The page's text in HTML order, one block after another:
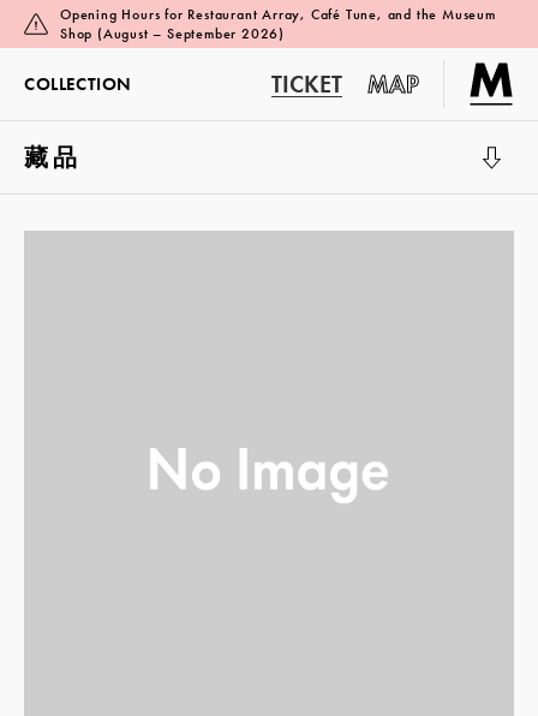
Opening Hours for Restaurant Array, Café Tune, and the Museum
Shop (August – September 2026)
COLLECTION TICKET MAP
藏品